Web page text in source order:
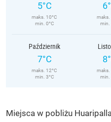
5°C
maks. 10°C
min. 0°C
maks.
min.
Październik
7°C
maks. 12°C
min. 3°C
maks.
min.
Miejsca w pobliżu